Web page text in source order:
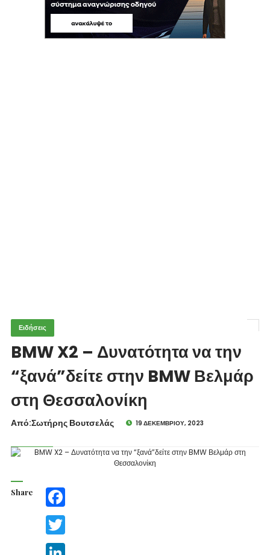
Ειδήσεις
BMW X2 – Δυνατότητα να την
“ξανά”δείτε στην BMW Βελμάρ
στη Θεσσαλονίκη
Από:Σωτήρης Βουτσελάς 19 ΔΕΚΕΜΒΡΊΟΥ, 2023
Share Facebook
Twitter
LinkedIn